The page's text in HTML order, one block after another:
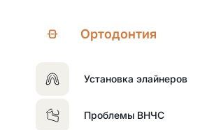
Ортодонтия
Установка элайнеров
Проблемы ВНЧС